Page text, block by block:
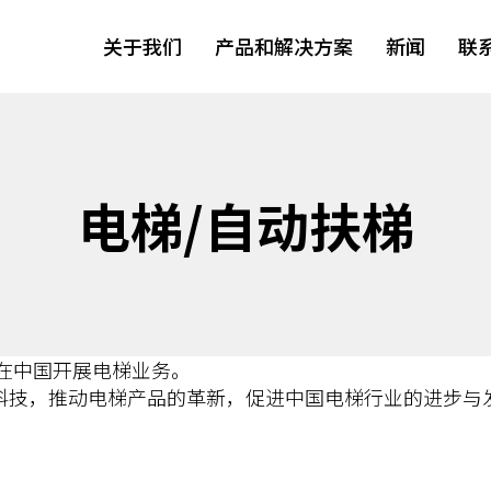
关于我们 产品和解决方案 新闻 联
电梯/自动扶梯
国开展电梯业务。
，推动电梯产品的革新，促进中国电梯行业的进步与